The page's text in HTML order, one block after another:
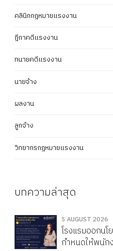
คลินิกกฎหมายแรงงาน
ฎีกาคดีแรงงาน
ทนายคดีแรงงาน
นายจ้าง
ผลงาน
ลูกจ้าง
วิทยากรกฎหมายแรงงาน
บทความล่าสุด
5 AUGUST 2026
โรงแรมออกน
กำหนดให้พนัก